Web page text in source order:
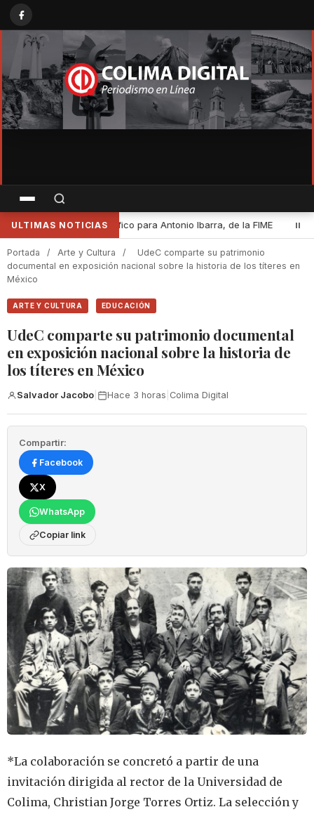
ULTIMAS NOTICIAS
• Desde Cuauhtémoc, Indira Vizcaíno encabezó la Jornada
Portada / Arte y Cultura /
UdeC comparte su patrimonio
documental en exposición nacional sobre la historia de los títeres en
México
ARTE Y CULTURA EDUCACIÓN
UdeC comparte su patrimonio documental
en exposición nacional sobre la historia de
los títeres en México
Salvador Jacobo Hace 3 horas Colima Digital
Compartir:
Facebook
X
WhatsApp
Copiar link
*La colaboración se concretó a partir de una
invitación dirigida al rector de la Universidad de
Colima, Christian Jorge Torres Ortiz. La selección y